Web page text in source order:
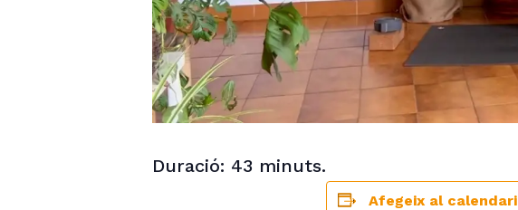
Duració: 43 minuts.
Afegeix al calendari